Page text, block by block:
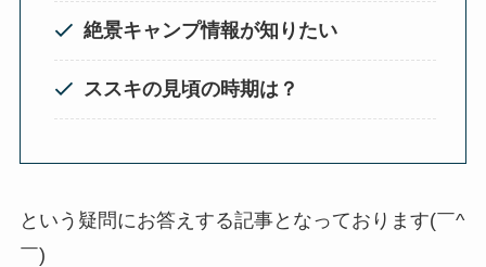
絶景キャンプ情報が知りたい
ススキの見頃の時期は？
という疑問にお答えする記事となっております(￣^
￣)ゞ